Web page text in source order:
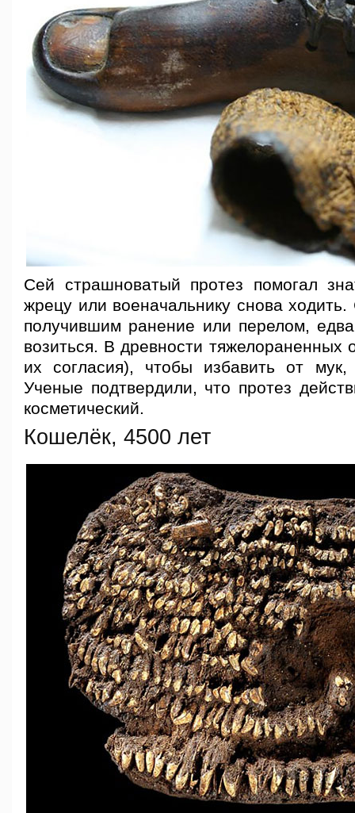
Сей страшноватый протез помогал
жрецу или военачальнику снова
получившим ранение или перелом,
возиться. В древности тяжелораненных
их согласия), чтобы избавить от
Ученые подтвердили, что протез
косметический.
Кошелёк, 4500 лет